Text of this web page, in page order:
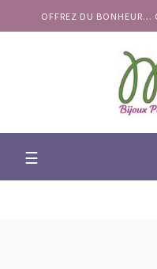
OFFREZ DU BONHEUR...
Basculer
☰